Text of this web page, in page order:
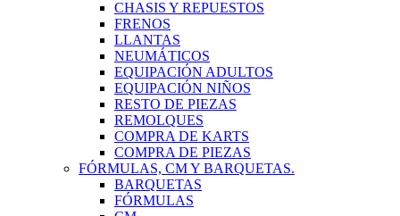
CHASIS Y REPUESTOS
FRENOS
LLANTAS
NEUMÁTICOS
EQUIPACIÓN ADULTOS
EQUIPACIÓN NIÑOS
RESTO DE PIEZAS
REMOLQUES
COMPRA DE KARTS
COMPRA DE PIEZAS
FÓRMULAS, CM Y BARQUETAS.
BARQUETAS
FÓRMULAS